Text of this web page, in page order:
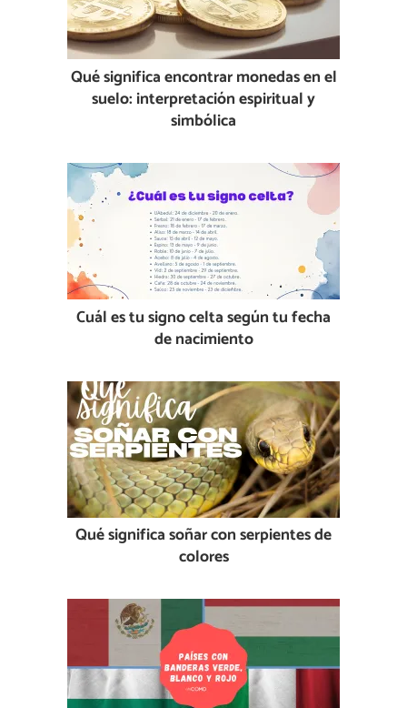
Qué significa encontrar monedas en el
suelo: interpretación espiritual y
simbólica
Cuál es tu signo celta según tu fecha
de nacimiento
Qué significa soñar con serpientes de
colores